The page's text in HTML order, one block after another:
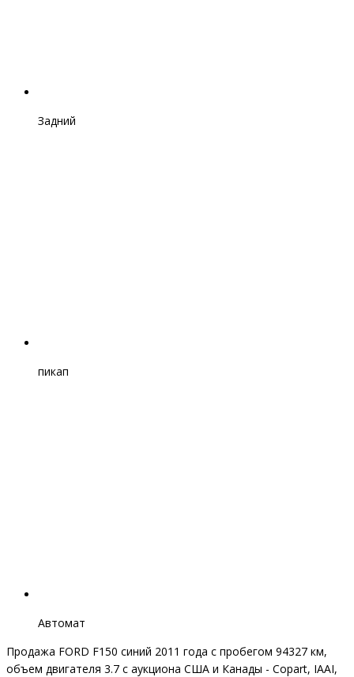
Задний
пикап
Автомат
Продажа FORD F150 синий 2011 года с пробегом 94327 км,
объем двигателя 3.7 с аукциона США и Канады - Copart, IAAI,